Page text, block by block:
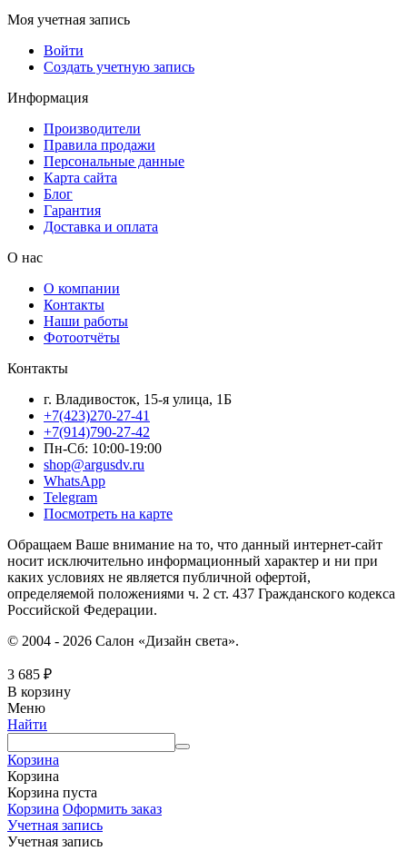
Моя учетная запись
Войти
Создать учетную запись
Информация
Производители
Правила продажи
Персональные данные
Карта сайта
Блог
Гарантия
Доставка и оплата
О нас
О компании
Контакты
Наши работы
Фотоотчёты
Контакты
г. Владивосток, 15-я улица, 1Б
+7(423)270-27-41
+7(914)790-27-42
Пн-Сб: 10:00-19:00
shop@argusdv.ru
WhatsApp
Telegram
Посмотреть на карте
Обращаем Ваше внимание на то, что данный интернет-сайт
носит исключительно информационный характер и ни при
каких условиях не является публичной офертой,
определяемой положениями ч. 2 ст. 437 Гражданского кодекса
Российской Федерации.
© 2004 - 2026 Салон «Дизайн света».
3 685 ₽
В корзину
Меню
Найти
Корзина
Корзина
Корзина пуста
Корзина Оформить заказ
Учетная запись
Учетная запись